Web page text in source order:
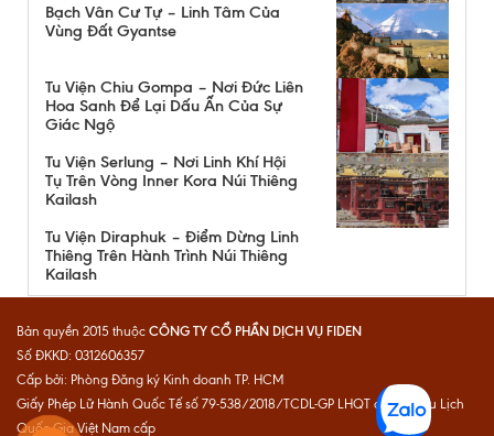
Bạch Vân Cư Tự – Linh Tâm Của
Vùng Đất Gyantse
Tu Viện Chiu Gompa – Nơi Đức Liên
Hoa Sanh Để Lại Dấu Ấn Của Sự
Giác Ngộ
Tu Viện Serlung – Nơi Linh Khí Hội
Tụ Trên Vòng Inner Kora Núi Thiêng
Kailash
Tu Viện Diraphuk – Điểm Dừng Linh
Thiêng Trên Hành Trình Núi Thiêng
Kailash
Bản quyền 2015 thuộc CÔNG TY CỔ PHẦN DỊCH VỤ FIDEN
Số ĐKKD: 0312606357
Cấp bởi: Phòng Đăng ký Kinh doanh TP. HCM
Giấy Phép Lữ Hành Quốc Tế số 79-538/2018/TCDL-GP LHQT do Cục Du Lịch
Quốc Gia Việt Nam cấp